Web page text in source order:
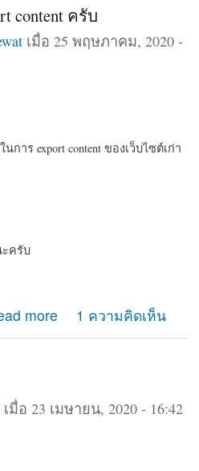
content ครับ
เมื่อ 25 พฤษภาคม, 2020 -
าร export content ของเว็บไซต์เก่า
ครับ
more
content ครับ1 ความคิดเห็น
เมื่อ 23 เมษายน, 2020 - 16:42